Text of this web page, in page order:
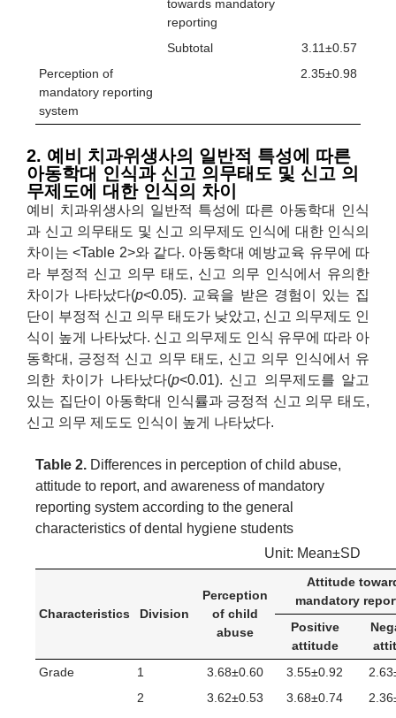
towards mandatory
reporting
Subtotal
3.11±0.57
Perception of
mandatory reporting
system
2.35±0.98
2. 예비 치과위생사의 일반적 특성에 따른
아동학대 인식과 신고 의무태도 및 신고 의
무제도에 대한 인식의 차이
예비 치과위생사의 일반적 특성에 따른 아동학대 인식
과 신고 의무태도 및 신고 의무제도 인식에 대한 인식의
차이는 <Table 2>와 같다. 아동학대 예방교육 유무에 따
라 부정적 신고 의무 태도, 신고 의무 인식에서 유의한
차이가 나타났다(p<0.05). 교육을 받은 경험이 있는 집
단이 부정적 신고 의무 태도가 낮았고, 신고 의무제도 인
식이 높게 나타났다. 신고 의무제도 인식 유무에 따라 아
동학대, 긍정적 신고 의무 태도, 신고 의무 인식에서 유
의한 차이가 나타났다(p<0.01). 신고 의무제도를 알고
있는 집단이 아동학대 인식률과 긍정적 신고 의무 태도,
신고 의무 제도도 인식이 높게 나타났다.
Table 2. Differences in perception of child abuse,
attitude to report, and awareness of mandatory
reporting system according to the general
characteristics of dental hygiene students
Unit: Mean±SD
Characteristics Division
Perception
of child
abuse
Attitude
mandatory
Positive
attitude
Grade
1 3.68±0.60 3.55±0.92
2
3.62±0.53 3.68±0.74